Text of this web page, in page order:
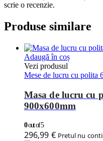
scrie o recenzie.
Produse similare
Adaugă în coș
Vezi produsul
Mese de lucru cu polita
Masa de lucru cu
900x600mm
0out of 5
296,99 € Pretul nu